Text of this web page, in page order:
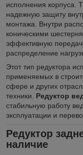
исполнения корпуса.
надежную защиту
монтажа. Внутри
коническими
эффективную
распределение
Этот тип редуктора
применяемых в
сфере и других
техники. Редуктор
стабильную работу
эксплуатации и
Редуктор
наличие